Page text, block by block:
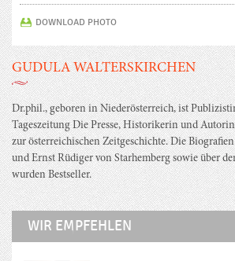
DOWNLOAD PHOTO
GUDULA WALTERSKIRCHEN
Dr.phil., geboren in Niederösterreich, ist
Tageszeitung Die Presse, Historikerin und
zur österreichischen Zeitgeschichte. Die
und Ernst Rüdiger von Starhemberg sowie über
wurden Bestseller.
WIR EMPFEHLEN